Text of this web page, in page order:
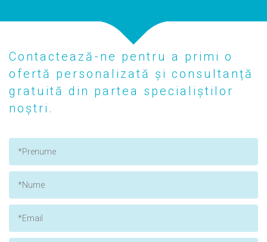
Contactează-ne pentru a primi o
ofertă personalizată și consultanță
gratuită din partea specialiștilor
noștri.